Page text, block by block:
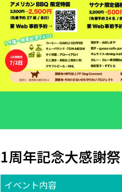
1周年記念大感謝祭
イベント内容